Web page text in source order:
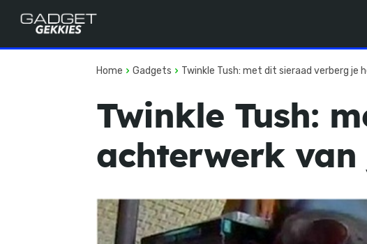
Home Gadgets Twinkle Tush: met dit sieraad verberg je
Twinkle Tush:
achterwerk van